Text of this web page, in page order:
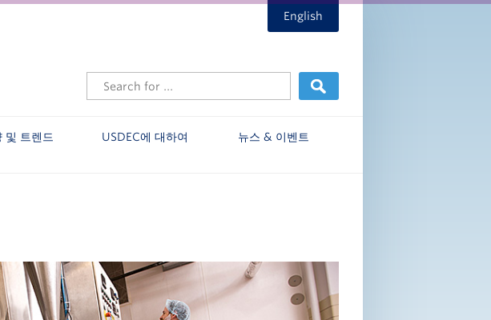
English
및 트렌드 USDEC에 대하여 뉴스 & 이벤트